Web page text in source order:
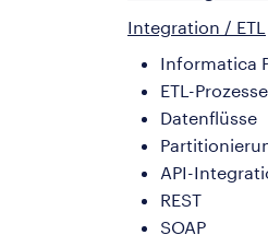
Integration / ETL
Informatica
ETL-Prozesse
Datenflüsse
API-
REST
SOAP